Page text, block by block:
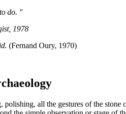
do. "
1978
(Fernand Oury, 1970)
all the gestures of the